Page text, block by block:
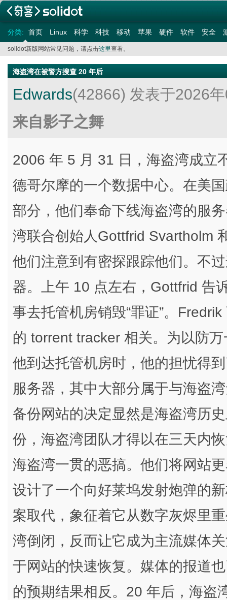
分类: 首页 Linux 科学 科技 移动 苹果 硬件 软件 安全
solidot新版网站常见问题，请点击这里查看。
海盗湾在被警方搜查 20 年后
Edwards(42866) 发表于2026
来自影子之舞
2006 年 5 月 31 日，海盗湾成立
德哥尔摩的一个数据中心。在美
部分，他们奉命下线海盗湾的服
湾联合创始人Gottfrid Svartholm
他们注意到有密探跟踪他们。不
器。上午 10 点左右，Gottfrid 告
事去托管机房销毁“罪证”。
的 torrent tracker 相关。为以防
他到达托管机房时，他的担忧得
服务器，其中大部分属于与海盗
备份网站的决定显然是海盗湾历
份，海盗湾团队才得以在三天内
海盗湾一贯的恶搞。他们将网站
设计了一个向好莱坞发射炮弹的
案取代，象征着它从数字灰烬里
湾倒闭，反而让它成为主流媒体
于网站的快速恢复。媒体的报道
的预期结果相反。20 年后，海盗